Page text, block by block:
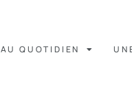
AU QUOTIDIEN